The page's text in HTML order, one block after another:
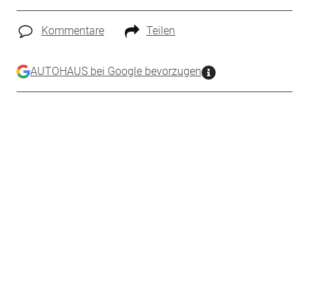
Kommentare Teilen
AUTOHAUS bei Google bevorzugen